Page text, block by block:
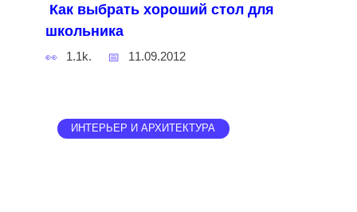
Как выбрать хороший стол для
школьника
1.1k. 11.09.2012
ИНТЕРЬЕР И АРХИТЕКТУРА